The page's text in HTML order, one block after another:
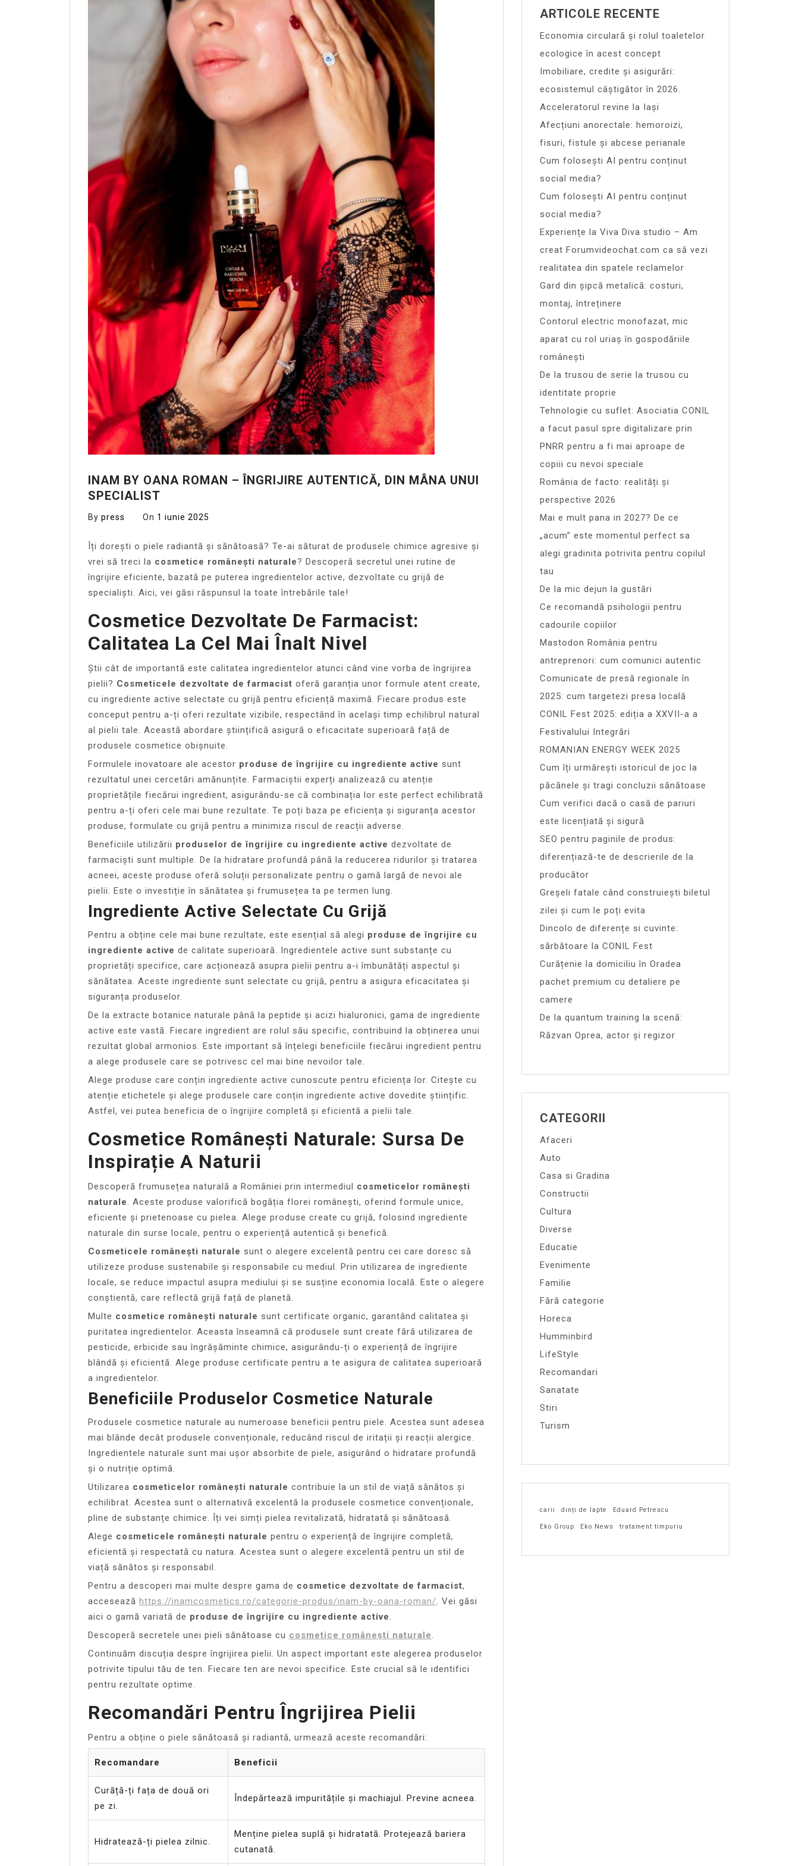
INAM BY OANA ROMAN – ÎNGRIJIRE AUTENTICĂ, DIN MÂNA UNUI
SPECIALIST
By press On 1 iunie 2025
Îți dorești o piele radiantă și sănătoasă? Te-ai săturat de produsele chimice agresive și
vrei să treci la cosmetice românești naturale? Descoperă secretul unei rutine de
îngrijire eficiente, bazată pe puterea ingredientelor active, dezvoltate cu grijă de
specialiști. Aici, vei găsi răspunsul la toate întrebările tale!
Cosmetice Dezvoltate De Farmacist:
Calitatea La Cel Mai Înalt Nivel
Știi cât de importantă este calitatea ingredientelor atunci când vine vorba de îngrijirea
pielii? Cosmeticele dezvoltate de farmacist oferă garanția unor formule atent create,
cu ingrediente active selectate cu grijă pentru eficiență maximă. Fiecare produs este
conceput pentru a-ți oferi rezultate vizibile, respectând în același timp echilibrul natural
al pielii tale. Această abordare științifică asigură o eficacitate superioară față de
produsele cosmetice obișnuite.
Formulele inovatoare ale acestor produse de îngrijire cu ingrediente active sunt
rezultatul unei cercetări amănunțite. Farmaciștii experți analizează cu atenție
proprietățile fiecărui ingredient, asigurându-se că combinația lor este perfect echilibrată
pentru a-ți oferi cele mai bune rezultate. Te poți baza pe eficiența și siguranța acestor
produse, formulate cu grijă pentru a minimiza riscul de reacții adverse.
Beneficiile utilizării produselor de îngrijire cu ingrediente active dezvoltate de
farmaciști sunt multiple. De la hidratare profundă până la reducerea ridurilor și tratarea
acneei, aceste produse oferă soluții personalizate pentru o gamă largă de nevoi ale
pielii. Este o investiție în sănătatea și frumusețea ta pe termen lung.
Ingrediente Active Selectate Cu Grijă
Pentru a obține cele mai bune rezultate, este esențial să alegi produse de îngrijire cu
ingrediente active de calitate superioară. Ingredientele active sunt substanțe cu
proprietăți specifice, care acționează asupra pielii pentru a-i îmbunătăți aspectul și
sănătatea. Aceste ingrediente sunt selectate cu grijă, pentru a asigura eficacitatea și
siguranța produselor.
De la extracte botanice naturale până la peptide și acizi hialuronici, gama de ingrediente
active este vastă. Fiecare ingredient are rolul său specific, contribuind la obținerea unui
rezultat global armonios. Este important să înțelegi beneficiile fiecărui ingredient pentru
a alege produsele care se potrivesc cel mai bine nevoilor tale.
Alege produse care conțin ingrediente active cunoscute pentru eficiența lor. Citește cu
atenție etichetele și alege produsele care conțin ingrediente active dovedite științific.
Astfel, vei putea beneficia de o îngrijire completă și eficientă a pielii tale.
Cosmetice Românești Naturale: Sursa De
Inspirație A Naturii
Descoperă frumusețea naturală a României prin intermediul cosmeticelor românești
naturale
. Aceste produse valorifică bogăția florei românești, oferind formule unice,
eficiente și prietenoase cu pielea. Alege produse create cu grijă, folosind ingrediente
naturale din surse locale, pentru o experiență autentică și benefică.
Cosmeticele românești naturale sunt o alegere excelentă pentru cei care doresc să
utilizeze produse sustenabile și responsabile cu mediul. Prin utilizarea de ingrediente
locale, se reduce impactul asupra mediului și se susține economia locală. Este o alegere
conștientă, care reflectă grijă față de planetă.
Multe cosmetice românești naturale sunt certificate organic, garantând calitatea și
puritatea ingredientelor. Aceasta înseamnă că produsele sunt create fără utilizarea de
pesticide, erbicide sau îngrășăminte chimice, asigurându-ți o experiență de îngrijire
blândă și eficientă. Alege produse certificate pentru a te asigura de calitatea superioară
a ingredientelor.
Beneficiile Produselor Cosmetice Naturale
Produsele cosmetice naturale au numeroase beneficii pentru piele. Acestea sunt adesea
mai blânde decât produsele convenționale, reducând riscul de iritații și reacții alergice.
Ingredientele naturale sunt mai ușor absorbite de piele, asigurând o hidratare profundă
și o nutriție optimă.
Utilizarea cosmeticelor românești naturale contribuie la un stil de viață sănătos și
echilibrat. Acestea sunt o alternativă excelentă la produsele cosmetice convenționale,
pline de substanțe chimice. Îți vei simți pielea revitalizată, hidratată și sănătoasă.
Alege cosmeticele românești naturale pentru o experiență de îngrijire completă,
eficientă și respectată cu natura. Acestea sunt o alegere excelentă pentru un stil de
viață sănătos și responsabil.
Pentru a descoperi mai multe despre gama de cosmetice dezvoltate de farmacist,
accesează https://inamcosmetics.ro/categorie-produs/inam-by-oana-roman/ . Vei găsi
aici o gamă variată de produse de îngrijire cu ingrediente active
Descoperă secretele unei pieli sănătoase cu cosmetice românești naturale
Continuăm discuția despre îngrijirea pielii. Un aspect important este alegerea produselor
potrivite tipului tău de ten. Fiecare ten are nevoi specifice. Este crucial să le identifici
pentru rezultate optime.
Recomandări Pentru Îngrijirea Pielii
Pentru a obține o piele sănătoasă și radiantă, urmează aceste recomandări:
Recomandare Beneficii
Curăță-ți fața de două ori
pe zi.
Îndepărtează impuritățile și machiajul. Previne acneea.
Hidratează-ți pielea zilnic.
Menține pielea suplă și hidratată. Protejează bariera
cutanată.
ARTICOLE RECENTE
Economia circulară și rolul toaletelor
ecologice în acest concept
Imobiliare, credite și asigurări:
ecosistemul câștigător în 2026.
Acceleratorul revine la Iași
Afecțiuni anorectale: hemoroizi,
fisuri, fistule și abcese perianale
Cum folosești AI pentru conținut
social media?
Cum folosești AI pentru conținut
social media?
Experiențe la Viva Diva studio – Am
creat Forumvideochat.com ca să vezi
realitatea din spatele reclamelor
Gard din șipcă metalică: costuri,
montaj, întreținere
Contorul electric monofazat, mic
aparat cu rol uriaș în gospodăriile
românești
De la trusou de serie la trusou cu
identitate proprie
Tehnologie cu suflet: Asociatia CONIL
a facut pasul spre digitalizare prin
PNRR pentru a fi mai aproape de
copiii cu nevoi speciale
România de facto: realități și
perspective 2026
Mai e mult pana in 2027? De ce
„acum” este momentul perfect sa
alegi gradinita potrivita pentru copilul
tau
De la mic dejun la gustări
Ce recomandă psihologii pentru
cadourile copiilor
Mastodon România pentru
antreprenori: cum comunici autentic
Comunicate de presă regionale în
2025: cum targetezi presa locală
CONIL Fest 2025: ediția a XXVII-a a
Festivalului Integrări
ROMANIAN ENERGY WEEK 2025
Cum îți urmărești istoricul de joc la
păcănele și tragi concluzii sănătoase
Cum verifici dacă o casă de pariuri
este licențiată și sigură
SEO pentru paginile de produs:
diferențiază-te de descrierile de la
producător
Greșeli fatale când construiești biletul
zilei și cum le poți evita
Dincolo de diferențe si cuvinte:
sărbătoare la CONIL Fest
Curățenie la domiciliu în Oradea
pachet premium cu detaliere pe
camere
De la quantum training la scenă:
Răzvan Oprea, actor și regizor
CATEGORII
Afaceri
Auto
Casa si Gradina
Constructii
Cultura
Diverse
Educatie
Evenimente
Familie
Fără categorie
Horeca
Humminbird
LifeStyle
Recomandari
Sanatate
Stiri
Turism
carii dinți de lapte Eduard Petrescu
Eko Group Eko News tratament timpuriu